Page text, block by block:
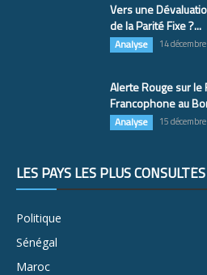
Vers une
de la Parité Fixe ?...
Analyse 14
Alerte Rouge sur le
Francophone au
Analyse 15
LES PAYS LES PLUS CONSULTÉS
Politique
Sénégal
Maroc